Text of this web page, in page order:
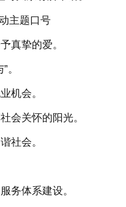
挚的爱。
。
机会。
关怀的阳光。
社会。
体系建设。